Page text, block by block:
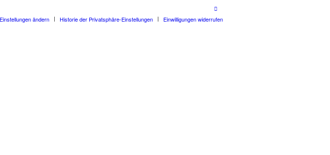
ändern Historie der Privatsphäre-Einstellungen Einwilligungen widerrufen